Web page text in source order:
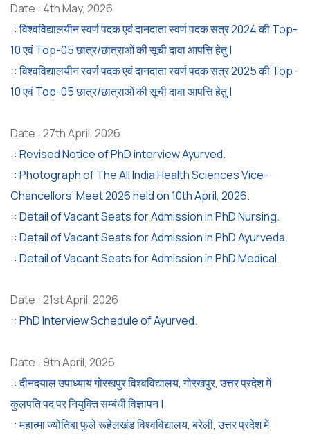
Date : 4th May, 2026
:: विश्वविद्यालयीन स्वर्ण पदक एवं दानदाता स्वर्ण पदक सत्र 2024 की Top-
10 एवं Top-05 छात्र/छात्राओं की सूची दावा आपत्ति हेतु |
:: विश्वविद्यालयीन स्वर्ण पदक एवं दानदाता स्वर्ण पदक सत्र 2025 की Top-
10 एवं Top-05 छात्र/छात्राओं की सूची दावा आपत्ति हेतु |
Date : 27th April, 2026
:: Revised Notice of PhD interview Ayurved.
:: Photograph of The All India Health Sciences Vice-
Chancellors’ Meet 2026 held on 10th April, 2026.
:: Detail of Vacant Seats for Admission in PhD Nursing.
:: Detail of Vacant Seats for Admission in PhD Ayurveda.
:: Detail of Vacant Seats for Admission in PhD Medical.
Date : 21st April, 2026
:: PhD Interview Schedule of Ayurved.
Date : 9th April, 2026
:: दीनदयाल उपाध्याय गोरखपुर विश्वविद्यालय, गोरखपुर, उत्तर प्रदेश में
कुलपति पद पर नियुक्ति सम्बंधी विज्ञापन |
:: महात्मा ज्योतिबा फुले रूहेलखंड विश्वविद्यालय, बरेली, उत्तर प्रदेश में